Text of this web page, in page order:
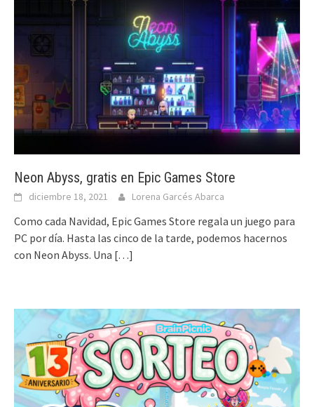
Neon Abyss, gratis en Epic Games Store
diciembre 18, 2021 Lorena Garcés Abarca
Como cada Navidad, Epic Games Store regala un juego para
PC por día. Hasta las cinco de la tarde, podemos hacernos
con Neon Abyss. Una […]